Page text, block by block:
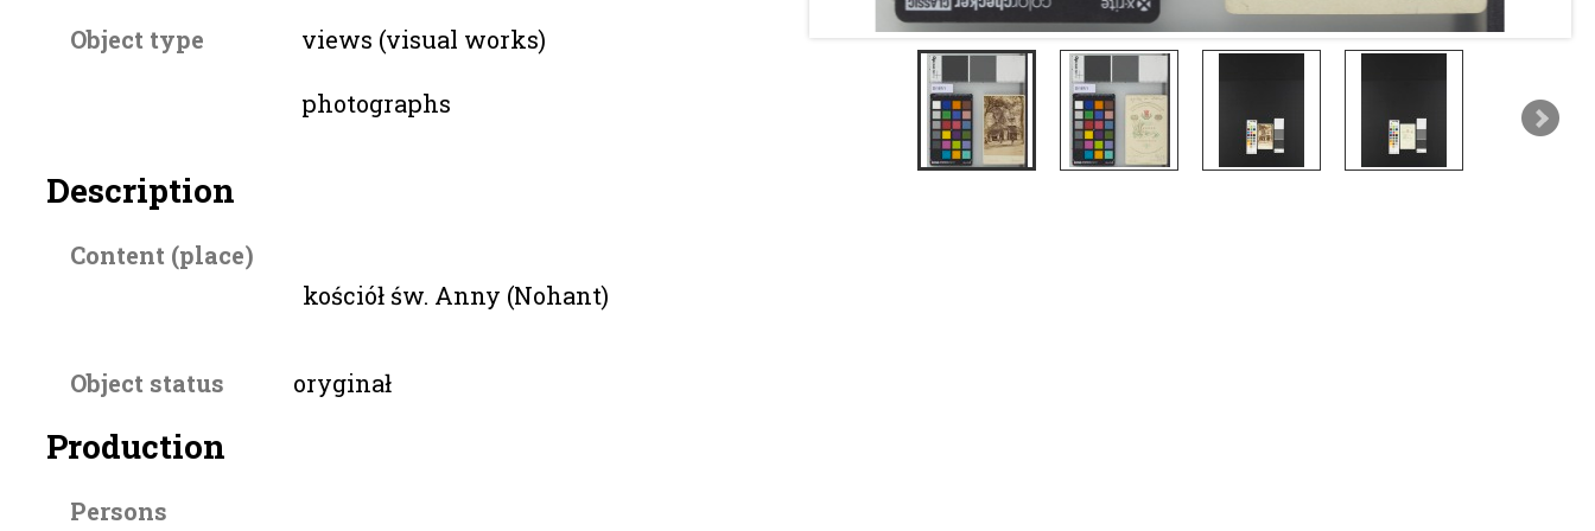
Object type views (visual works)
photographs
Description
Content (place)
kościół św. Anny (Nohant)
Object status oryginał
Production
Persons